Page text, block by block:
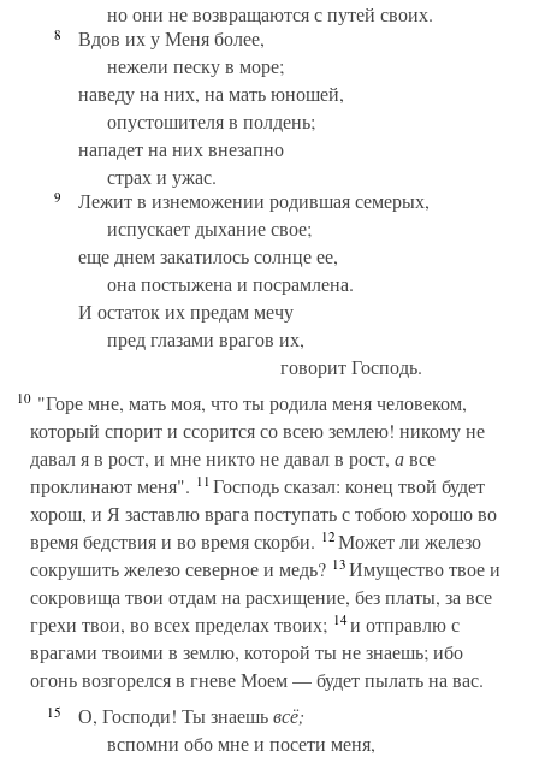
но они не возвращаются с путей своих.
8
Вдов их у Меня более,
нежели песку в море;
наведу на них, на мать юношей,
опустошителя в полдень;
нападет на них внезапно
страх и ужас.
9
Лежит в изнеможении родившая семерых,
испускает дыхание свое;
еще днем закатилось солнце ее,
она постыжена и посрамлена.
И остаток их предам мечу
пред глазами врагов их,
говорит Господь.
10 "Горе мне, мать моя, что ты родила меня человеком,
который спорит и ссорится со всею землею! никому не
давал я в рост, и мне никто не давал в рост, авсе
проклинают меня". 11Господь сказал: конец твой будет
хорош, и Я заставлю врага поступать с тобою хорошо во
время бедствия и во время скорби. 12Может ли железо
сокрушить железо северное и медь? 13Имущество твое и
сокровища твои отдам на расхищение, без платы, за все
грехи твои, во всех пределах твоих; 14и отправлю с
врагами твоими в землю, которой ты не знаешь; ибо
огонь возгорелся в гневе Моем — будет пылать на вас.
15 О, Господи! Ты знаешьвсё;
вспомни обо мне и посети меня,